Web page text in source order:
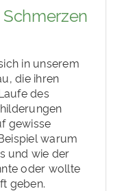
in unserem
die ihren
des
gewisse
warum
und wie der
oder wollte
geben.